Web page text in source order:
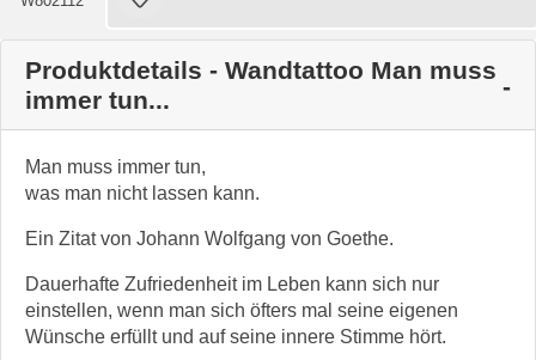
Produktdetails - Wandtattoo Man muss
immer tun...
Man muss immer tun,
was man nicht lassen kann.
Ein Zitat von Johann Wolfgang von Goethe.
Dauerhafte Zufriedenheit im Leben kann sich nur
einstellen, wenn man sich öfters mal seine eigenen
Wünsche erfüllt und auf seine innere Stimme hört.